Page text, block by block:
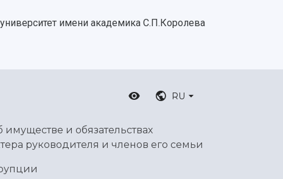
имени академика С.П.Королева
RU
и обязательствах
руководителя и членов его семьи